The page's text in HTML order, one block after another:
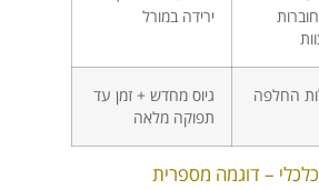
ירידה במורל
החלפה
גיוס מחדש + זמן עד
תפוקה מלאה